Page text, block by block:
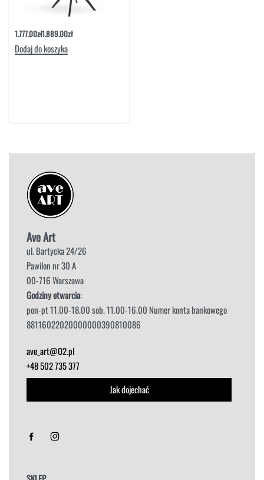
Krzesło Lucy Black Twist
1.777.00zł1.889.00zł
Dodaj do koszyka
Ave Art
ul. Bartycka 24/26
Pawilon nr 30 A
00-716 Warszawa
Godziny otwarcia:
pon-pt 11.00-18.00 sob. 11.00-16.00 Numer konta bankowego
88116022020000000390810086
ave_art@O2.pl
+48 502 735 377
Jak dojechać